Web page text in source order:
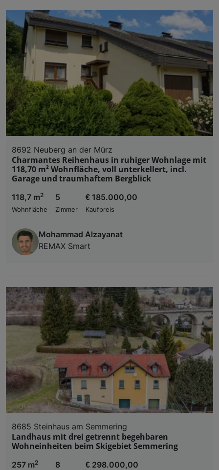
8692 Neuberg an der Mürz
Charmantes Reihenhaus in ruhiger Wohnlage mit
118,70 m² Wohnfläche, voll unterkellert, incl.
Garage und traumhaftem Bergblick
118,7 m2
Wohnfläche
5
Zimmer
€ 185.000,00
Kaufpreis
Mohammad Alzayanat
REMAX Smart
8685 Steinhaus am Semmering
Landhaus mit drei getrennt begehbaren
Wohneinheiten beim Skigebiet Semmering
257 m2
8 € 298.000,00